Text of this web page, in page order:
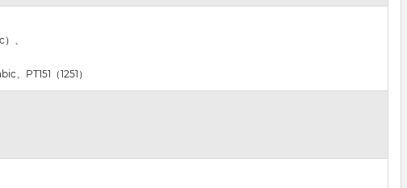
、
PT151（1251）